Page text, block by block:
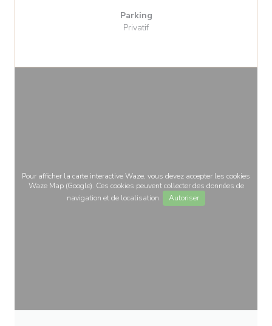
Parking
Privatif
Pour afficher la carte interactive Waze, vous devez accepter les cookies
Waze Map (Google). Ces cookies peuvent collecter des données de
navigation et de localisation.
Autoriser